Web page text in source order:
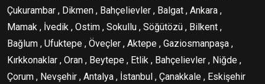
Çukurambar , Dikmen , Bahçelievler , Balgat , Ankara ,
Mamak , İvedik , Ostim , Sokullu , Söğütözü , Bilkent ,
Bağlum , Ufuktepe , Öveçler , Aktepe , Gaziosmanpaşa ,
Kırkkonaklar , Oran , Beytepe , Etlik , Bahçelievler , Niğde ,
Çorum , Nevşehir , Antalya , İstanbul , Çanakkale , Eskişehir